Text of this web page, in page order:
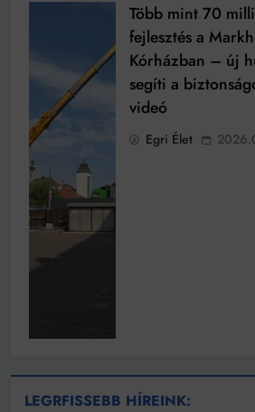
Több mint 70
fejlesztés a
Kórházban – új
segíti a
videó
Egri Élet
LEGRFISSEBB HÍREINK: